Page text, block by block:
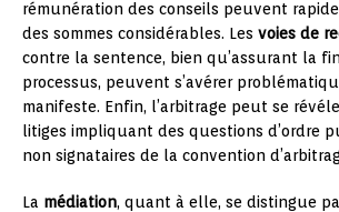
rémunération des conseils peuvent
des sommes considérables. Les voies de
contre la sentence, bien qu’assurant la
processus, peuvent s’avérer
manifeste. Enfin, l’arbitrage peut se
litiges impliquant des questions d’ordre
non signataires de la convention
La médiation, quant à elle, se distingue